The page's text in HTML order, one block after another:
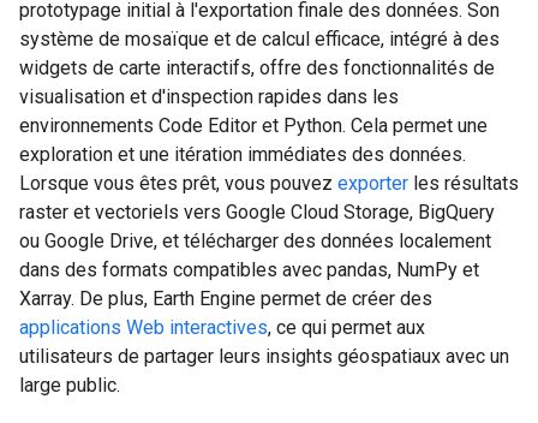
prototypage initial à l'exportation finale des données. Son
système de mosaïque et de calcul efficace, intégré à des
widgets de carte interactifs, offre des fonctionnalités de
visualisation et d'inspection rapides dans les
environnements Code Editor et Python. Cela permet une
exploration et une itération immédiates des données.
Lorsque vous êtes prêt, vous pouvez exporter les résultats
raster et vectoriels vers Google Cloud Storage, BigQuery
ou Google Drive, et télécharger des données localement
dans des formats compatibles avec pandas, NumPy et
Xarray. De plus, Earth Engine permet de créer des
applications Web interactives, ce qui permet aux
utilisateurs de partager leurs insights géospatiaux avec un
large public.